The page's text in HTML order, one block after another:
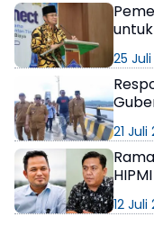
25
21 Juli
12 Juli